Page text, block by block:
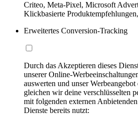
Criteo, Meta-Pixel, Microsoft
Klickbasierte
Erweitertes Conversion-Tracking
Durch das Akzeptieren dieses
unserer Online-
auswerten und unser
gleichen wir deine verschlüsselten
mit folgenden externen
Dienste bereits nutzt: